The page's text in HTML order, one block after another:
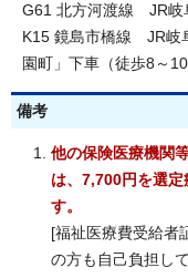
G61 北方河渡線 JR岐
K15 鏡島市橋線 JR岐
園町」下車（徒歩8～10
備考
他の保険医療機関
は、7,700円を選定
す。
[福祉医療費受給者
の方も自己負担し